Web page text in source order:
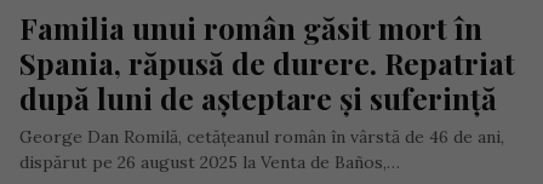
Familia unui român găsit mort în
Spania, răpusă de durere. Repatriat
după luni de așteptare și suferință
George Dan Romilă, cetățeanul român în vârstă de 46 de ani,
dispărut pe 26 august 2025 la Venta de Baños,…